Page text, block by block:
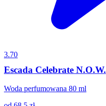
3.70
Escada Celebrate N.O.W.
Woda perfumowana 80 ml